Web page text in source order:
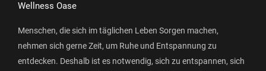
Wellness Oase
Menschen, die sich im täglichen Leben Sorgen machen,
nehmen sich gerne Zeit, um Ruhe und Entspannung zu
entdecken. Deshalb ist es notwendig, sich zu entspannen, sich